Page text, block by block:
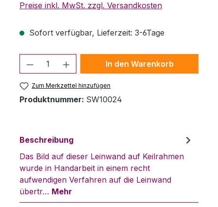
Preise inkl. MwSt. zzgl. Versandkosten
Sofort verfügbar, Lieferzeit: 3-6Tage
Produkt Anzahl: Gib den
In den Warenkorb
Zum Merkzettel hinzufügen
Produktnummer: SW10024
Beschreibung
Das Bild auf dieser Leinwand auf Keilrahmen
wurde in Handarbeit in einem recht
aufwendigen Verfahren auf die Leinwand
übertr… Mehr